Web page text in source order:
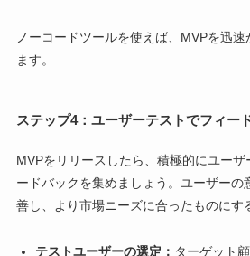
ノーコードツールを使えば、MVPを迅
ます。
ステップ4：ユーザーテストでフィー
MVPをリリースしたら、積極的にユーザ
ードバックを集めましょう。ユーザーの
善し、より市場ニーズに合ったものにす
テストユーザーの選定： ターゲット